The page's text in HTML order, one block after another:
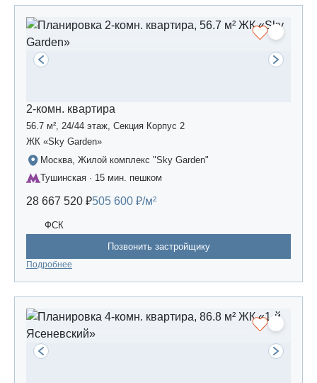
2-комн. квартира
56.7 м², 24/44 этаж, Секция Корпус 2
ЖК «Sky Garden»
Москва, Жилой комплекс "Sky Garden"
Тушинская · 15 мин. пешком
28 667 520 ₽505 600 ₽/м²
ФСК
Позвонить застройщику
Подробнее